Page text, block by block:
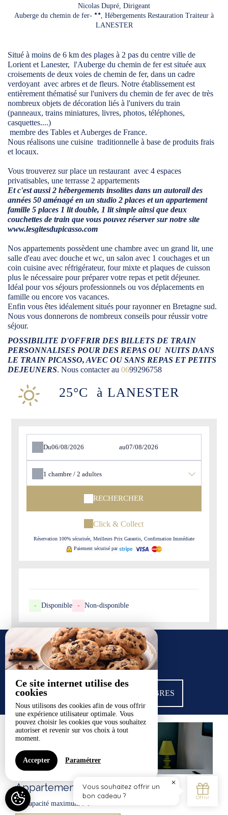
Ce site internet utilise des
cookies
Nous utilisons des cookies afin de vous offrir
une expérience utilisateur optimale. Vous
pouvez choisir les cookies que vous souhaitez
autoriser et revenir sur vos choix à tout
moment.
Accepter Paramétrer
Nicolas Dupré, Dirigeant
Auberge du chemin de fer-
, Hébergements Restauration Traiteur à
LANESTER
Situé à moins de 6 km des plages à 2 pas du centre ville de
Lorient et Lanester, l'Auberge du chemin de fer est située aux
croisements de deux voies de chemin de fer, dans un cadre
verdoyant avec arbres et de fleurs. Notre établissement est
entièrement thématisé sur l'univers du chemin de fer avec de très
nombreux objets de décoration liés à l'univers du train
(panneaux, trains miniatures, livres, photos, téléphones,
casquettes....)
membre des Tables et Auberges de France.
Nous réalisons une cuisine traditionnelle à base de produits frais
et locaux.
Vous trouverez sur place un restaurant avec 4 espaces
privatisables, une terrasse 2 appartements
Et c'est aussi 2 hébergements insolites dans un autorail des
années 50 aménagé en un studio 2 places et un appartement
famille 5 places 1 lit double, 1 lit simple ainsi que deux
couchettes de train que vous pouvez réserver sur notre site
www.lesgitesdupicasso.com
Nos appartements possèdent une chambre avec un grand lit, une
salle d'eau avec douche et wc, un salon avec 1 couchages et un
coin cuisine avec réfrigérateur, four mixte et plaques de cuisson
plus le nécessaire pour préparer votre repas et petit déjeuner.
Idéal pour vos séjours professionnels ou vos déplacements en
famille ou encore vos vacances.
Enfin vous êtes idéalement situés pour rayonner en Bretagne sud.
Nous vous donnerons de nombreux conseils pour réussir votre
séjour.
POSSIBILITE D'OFFRIR DES BILLETS DE TRAIN
PERSONNALISES POUR DES REPAS OU NUITS DANS
LE TRAIN PICASSO, AVEC OU SANS REPAS ET PETITS
DEJEUNERS. Nous contacter au 0699296758
25°C à LANESTER
Du au
1chambre /2adultes
RECHERCHER
Click & Collect
Réservation 100% sécurisée, Meilleurs Prix Garantis, Confirmation Immédiate
Paiement sécurisé par
- Disponible - Non-disponible
NOS CHAMBRES
VOIR TOUTES NOS CHAMBRES
Appartement Côté jardin
Capacité maximum : 4